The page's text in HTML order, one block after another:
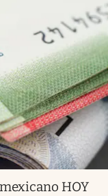
HOY